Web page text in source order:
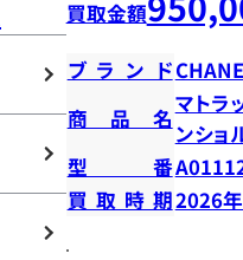
買取金額
ブランド
商品名
マトラ
ンショ
型番
買取時期2026